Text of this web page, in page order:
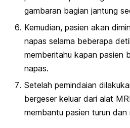
gambaran bagian jantung
Kemudian, pasien akan
napas selama beberapa
memberitahu kapan pasien
napas.
Setelah pemindaian
bergeser keluar dari alat
membantu pasien turun dan